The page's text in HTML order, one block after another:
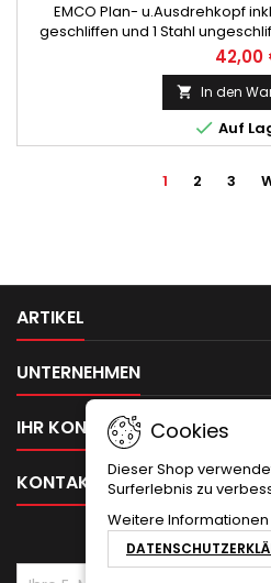
EMCO Plan- u.Ausdrehkopf
geschliffen und 1 Stahl
COMPACT 5 und42,00
 In den
 Auf
1 2 3
ARTIKEL
UNTERNEHMEN
IHR KONTO
KONTAKT
Cookies
Dieser Shop
Surferlebnis zu
Weitere